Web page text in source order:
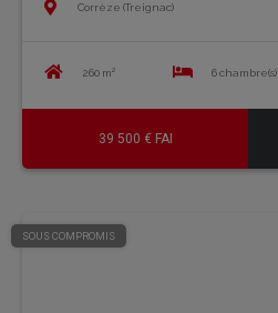
Corrèze (Treignac)
260 m² 6 chambre(s)
39 500 € FAI
SOUS COMPROMIS